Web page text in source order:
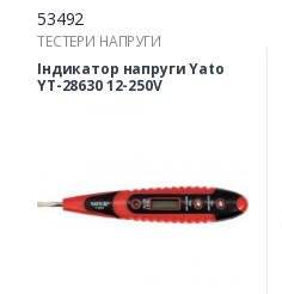
53492
ТЕСТЕРИ НАПРУГИ
Індикатор напруги Yato
YT-28630 12-250V